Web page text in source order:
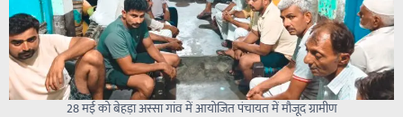
28 मई को बेहड़ा अस्सा गांव में आयोजित पंचायत में मौजूद ग्रामीण